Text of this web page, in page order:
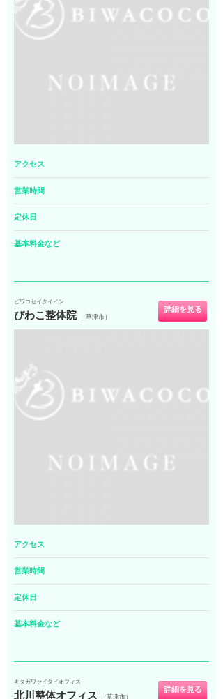
アクセス
営業時間
定休日
基本料金など
ビワコセイタイイン
びわこ整体院 （草津市）
詳細を見る
アクセス
営業時間
定休日
基本料金など
キタガワセイタイオフィス
北川整体オフィス （草津市）
詳細を見る